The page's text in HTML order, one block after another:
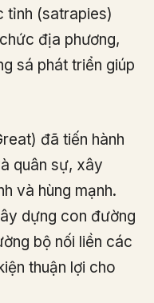
tỉnh (satrapies)
địa phương,
sá phát triển giúp
đã tiến hành
quân sự, xây
và hùng mạnh.
dựng con đường
bộ nối liền các
thuận lợi cho